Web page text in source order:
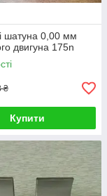
шатуна 0,00 мм
двигуна 175n
₴
Купити